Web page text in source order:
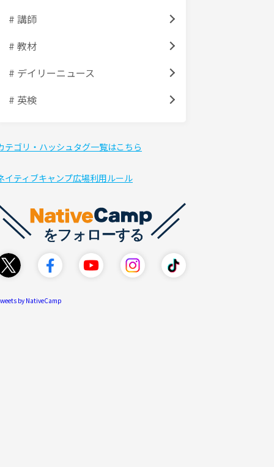
# 講師
# 教材
# デイリーニュース
# 英検
テゴリ・ハッシュタグ一覧はこちら
イティブキャンプ広場利用ルール
by NativeCamp